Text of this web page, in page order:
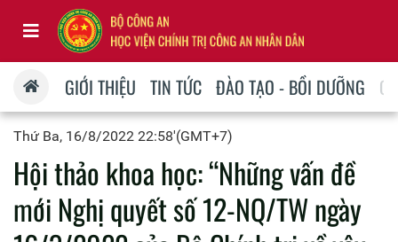
GIỚI THIỆU TIN TỨC ĐÀO TẠO - BỒI DƯỠNG
Thứ Ba, 16/8/2022 22:58'(GMT+7)
Hội thảo khoa học: “Những vấn đề
mới Nghị quyết số 12-NQ/TW ngày